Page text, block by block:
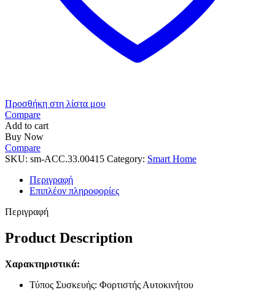
Προσθήκη στη λίστα μου
Compare
Add to cart
Buy Now
Compare
SKU: sm-ACC.33.00415 Category: Smart Home
Περιγραφή
Επιπλέον πληροφορίες
Περιγραφή
Product Description
Χαρακτηριστικά:
Τύπος Συσκευής: Φορτιστής Αυτοκινήτου